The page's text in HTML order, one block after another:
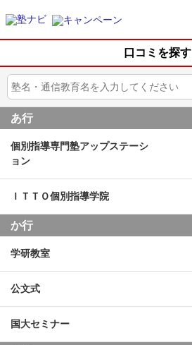
口コミを探す
あ行
個別指導専門塾アップステーシ
ョン
ＩＴＴＯ個別指導学院
か行
学研教室
公文式
国大セミナー